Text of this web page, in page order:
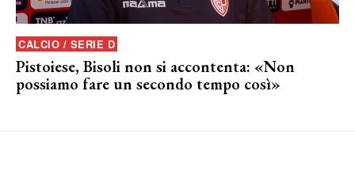
CALCIO / SERIE D
Pistoiese, Bisoli non si accontenta: «Non
possiamo fare un secondo tempo così»